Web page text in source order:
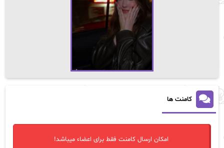
کامنت ها
امکان ارسال کامنت فقط برای اعضاء میباشد!